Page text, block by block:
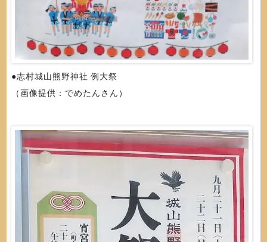
●志村城山熊野神社 例大祭
（画像提供：でめたんさん）